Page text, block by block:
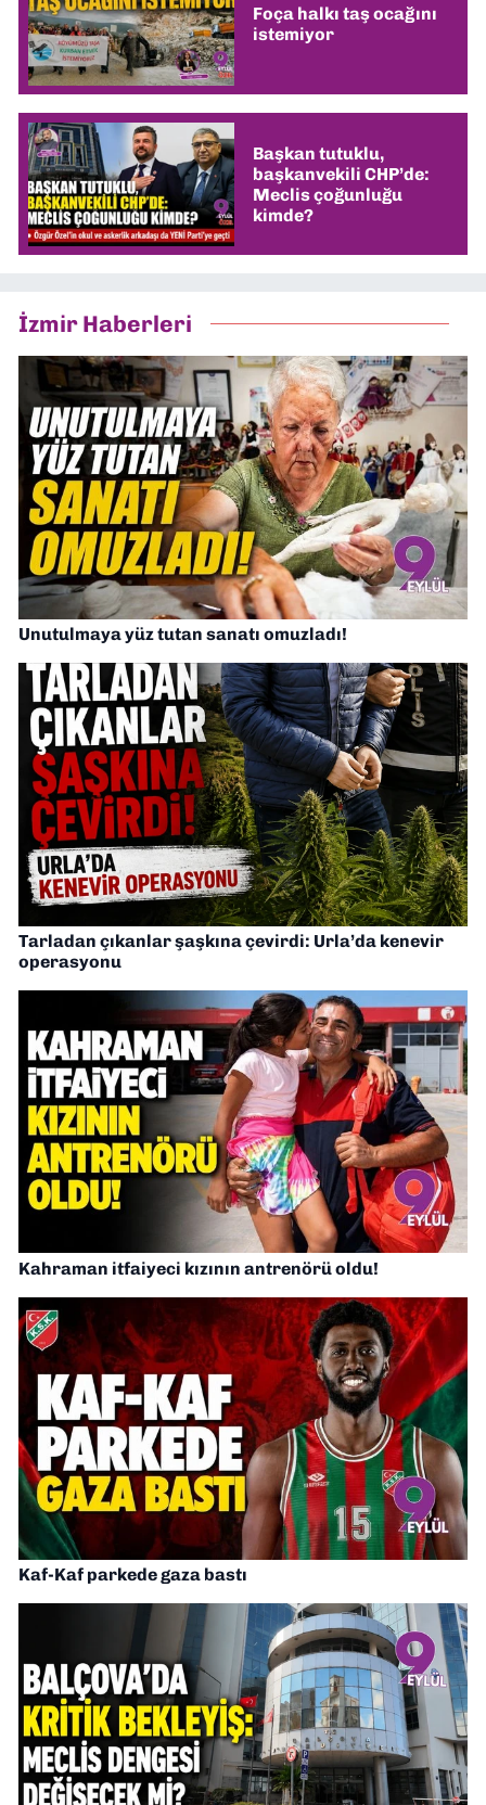
Foça halkı taş ocağını
istemiyor
Başkan tutuklu,
başkanvekili CHP’de:
Meclis çoğunluğu
kimde?
İzmir Haberleri
Unutulmaya yüz tutan sanatı omuzladı!
Tarladan çıkanlar şaşkına çevirdi: Urla’da kenevir
operasyonu
Kahraman itfaiyeci kızının antrenörü oldu!
Kaf-Kaf parkede gaza bastı